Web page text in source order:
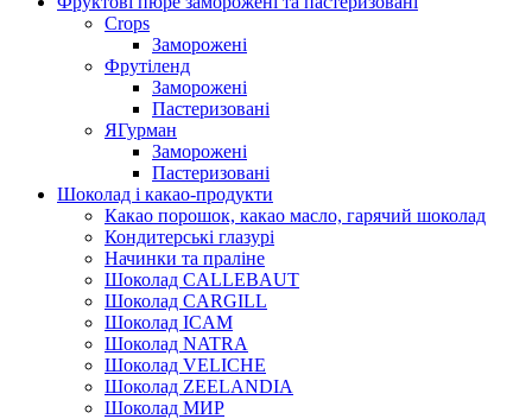
Crops
Заморожені
Фрутіленд
Заморожені
Пастеризовані
ЯГурман
Заморожені
Пастеризовані
Шоколад і какао-продукти
Какао порошок, какао масло, гарячий шоколад
Кондитерські глазурі
Начинки та праліне
Шоколад CALLEBAUT
Шоколад CARGILL
Шоколад ICAM
Шоколад NATRA
Шоколад VELICHE
Шоколад ZEELANDIA
Шоколад МИР